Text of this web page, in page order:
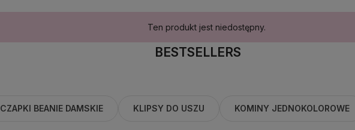
Ten produkt jest niedostępny.
BESTSELLERS
CZAPKI BEANIE DAMSKIE KLIPSY DO USZU KOMINY JEDNOKOLOROWE